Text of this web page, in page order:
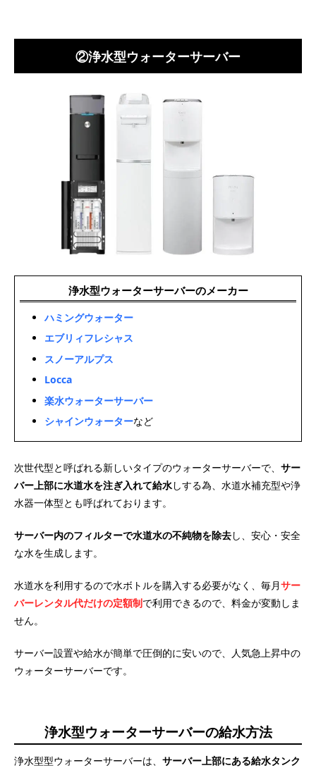
②浄水型ウォーターサーバー
浄水型ウォーターサーバーのメーカー
ハミングウォーター
エブリィフレシャス
スノーアルプス
Locca
楽水ウォーターサーバー
シャインウォーターなど
次世代型と呼ばれる新しいタイプのウォーターサーバーで、 サー
バー上部に水道水を注ぎ入れて給水しする為、水道水補充型や浄
水器一体型とも呼ばれております。
サーバー内のフィルターで水道水の不純物を除去し、安心・安全
な水を生成します。
水道水を利用するので水ボトルを購入する必要がなく、毎月サー
バーレンタル代だけの定額制で利用できるので、料金が変動しま
せん。
サーバー設置や給水が簡単で圧倒的に安いので、人気急上昇中の
ウォーターサーバーです。
浄水型ウォーターサーバーの給水方法
浄水型型ウォーターサーバーは、 サーバー上部にある給水タンク